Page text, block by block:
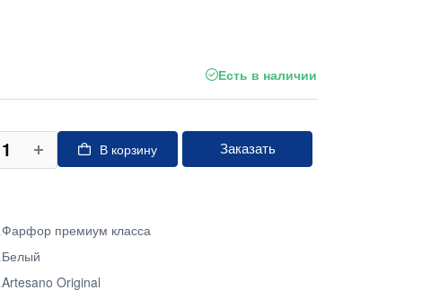
Есть в наличии
В корзину Заказать
Фарфор премиум класса
Белый
Artesano Original